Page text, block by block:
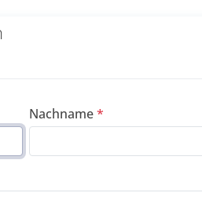
Nachname